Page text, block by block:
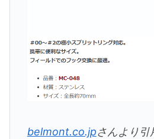
belmont.co.jpさんより引